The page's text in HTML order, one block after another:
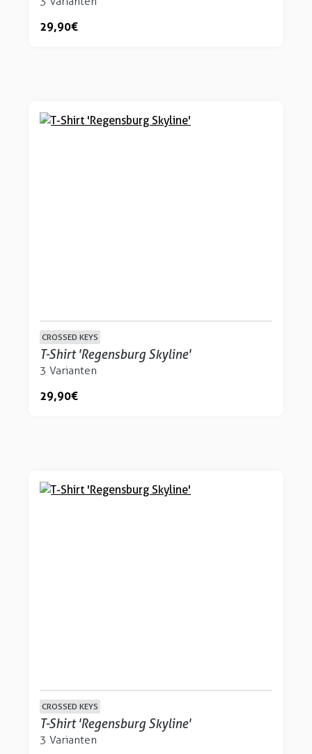
29,90 €
CROSSED KEYS
T-Shirt 'Regensburg Skyline'
3 Varianten
29,90 €
CROSSED KEYS
T-Shirt 'Regensburg Skyline'
3 Varianten